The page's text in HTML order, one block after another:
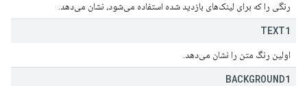
رنگی را که برای لینک‌های بازدید شده استفاده می‌شود، نشان می‌دهد.
TEXT1
اولین رنگ متن را نشان می‌دهد.
BACKGROUND1